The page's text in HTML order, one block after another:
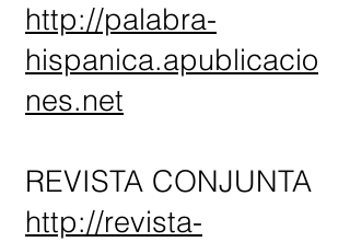
http://palabra-
hispanica.apublicacio
nes.net
REVISTA CONJUNTA
http://revista-